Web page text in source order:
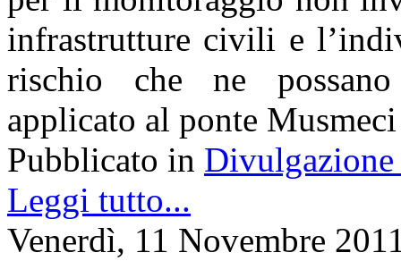
infrastrutture civili e
rischio che ne
applicato al ponte
Pubblicato in
Leggi tutto...
Venerdì, 11 Novembre